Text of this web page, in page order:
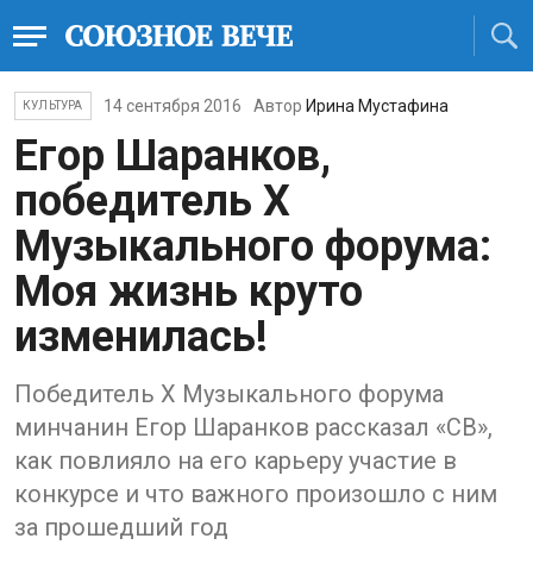
КУЛЬТУРА 14 сентября 2016 Автор Ирина Мустафина
Егор Шаранков,
победитель X
Музыкального форума:
Моя жизнь круто
изменилась!
Победитель X Музыкального форума
минчанин Егор Шаранков рассказал «СВ»,
как повлияло на его карьеру участие в
конкурсе и что важного произошло с ним
за прошедший год